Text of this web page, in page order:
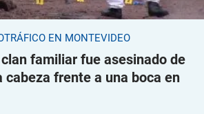
EN MONTEVIDEO
familiar fue asesinado de
cabeza frente a una boca en